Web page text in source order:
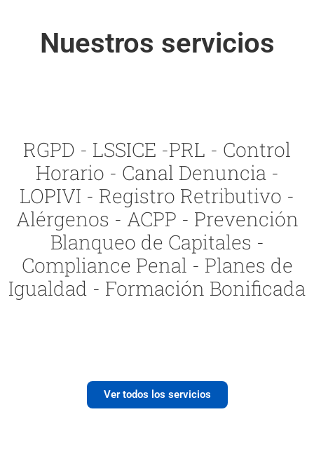
Nuestros servicios
RGPD - LSSICE -PRL - Control
Horario - Canal Denuncia -
LOPIVI - Registro Retributivo -
Alérgenos - ACPP - Prevención
Blanqueo de Capitales -
Compliance Penal - Planes de
Igualdad - Formación Bonificada
Ver todos los servicios